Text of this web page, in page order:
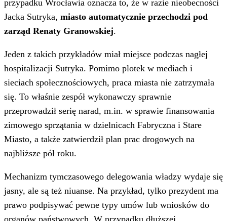
przypadku Wrocławia oznacza to, że w razie nieobecności
Jacka Sutryka, miasto automatycznie przechodzi pod
zarząd Renaty Granowskiej.
Jeden z takich przykładów miał miejsce podczas nagłej
hospitalizacji Sutryka. Pomimo plotek w mediach i
sieciach społecznościowych, praca miasta nie zatrzymała
się. To właśnie zespół wykonawczy sprawnie
przeprowadził serię narad, m.in. w sprawie finansowania
zimowego sprzątania w dzielnicach Fabryczna i Stare
Miasto, a także zatwierdził plan prac drogowych na
najbliższe pół roku.
Mechanizm tymczasowego delegowania władzy wydaje się
jasny, ale są też niuanse. Na przykład, tylko prezydent ma
prawo podpisywać pewne typy umów lub wniosków do
organów państwowych. W przypadku dłuższej